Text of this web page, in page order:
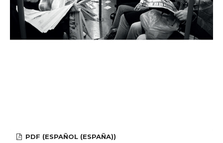
PDF (ESPAÑOL (ESPAÑA))